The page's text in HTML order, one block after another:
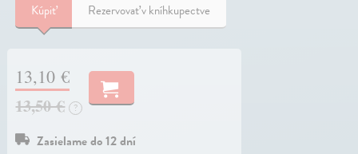
Kúpiť Rezervovať v kníhkupectve
13,10 €
13,50 €
?
Zasielame do 12 dní